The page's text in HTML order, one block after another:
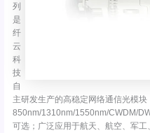
列
是
纤
云
科
技
自
主研发生产的高稳定网络通信光模
850nm/1310nm/1550nm/CWDM/
可选；广泛应用于航天、航空、军